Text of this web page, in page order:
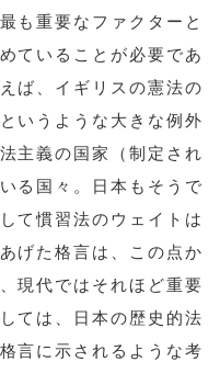
も重要なファクターと
ていることが必要であ
ば、イギリスの憲法の
いうような大きな例外
主義の国家（制定され
る国々。日本もそうで
て慣習法のウェイトは
げた格言は、この点か
現代ではそれほど重要
ては、日本の歴史的法
言に示されるような考